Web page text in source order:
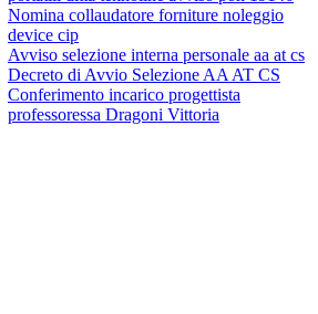
Nomina collaudatore forniture noleggio
device cip
Avviso selezione interna personale aa at cs
Decreto di Avvio Selezione AA AT CS
Conferimento incarico progettista
professoressa Dragoni Vittoria